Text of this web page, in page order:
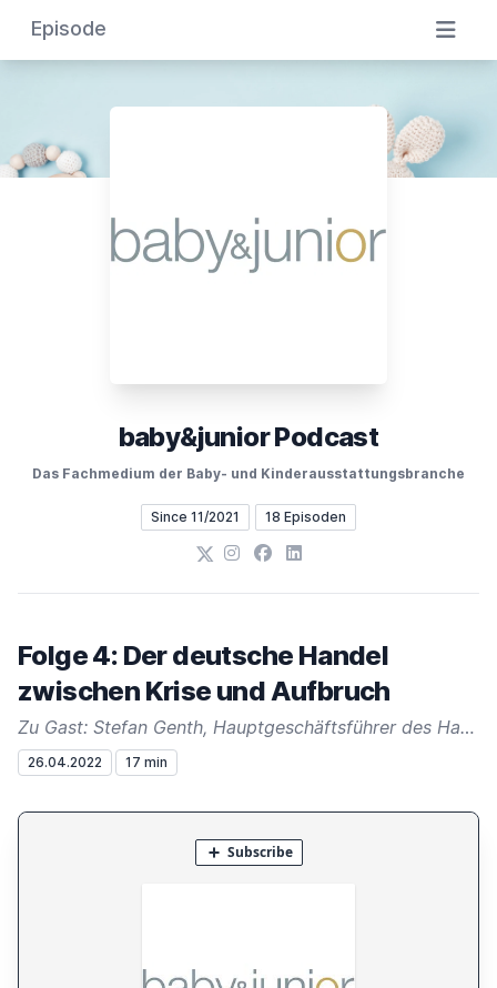
Episode
baby&junior Podcast
Das Fachmedium der Baby- und Kinderausstattungsbranche
Since 11/2021 18 Episoden
X Instagram
Facebook
LinkedIn
Folge 4: Der deutsche Handel
zwischen Krise und Aufbruch
Zu Gast: Stefan Genth, Hauptgeschäftsführer des Handelsverband Deutschland (HDE)
26.04.2022 17 min